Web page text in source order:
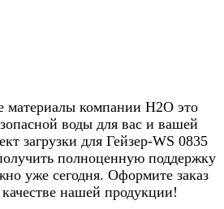
материалы компании Н2О это
воды для вас и вашей
загрузки для Гейзер-WS 0835
полноценную поддержку
уже сегодня. Оформите заказ
нашей продукции!